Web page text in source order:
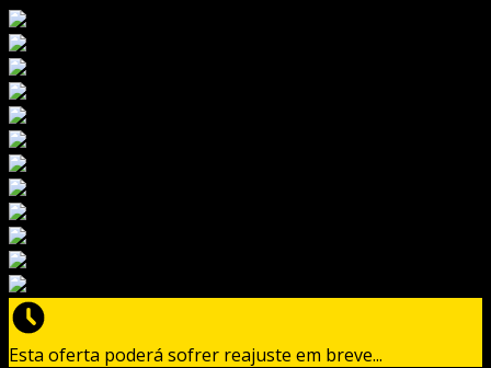
Esta oferta poderá sofrer reajuste em breve...